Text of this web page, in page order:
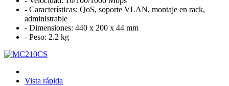
- Características: QoS, soporte VLAN, montaje en rack,
administrable
- Dimensiones: 440 x 200 x 44 mm
- Peso: 2.2 kg
Vista rápida